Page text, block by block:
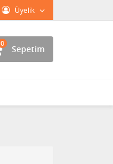
Üyelik
Sepetim
0